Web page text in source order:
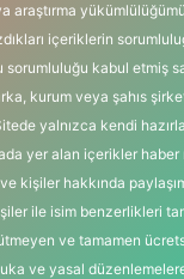
araştırma
içeriklerin
kabul etmiş
kurum veya şahıs
yalnızca kendi
yer alan içerikler
kişiler hakkında
ile isim benzerlikleri
ve tamamen
ve yasal